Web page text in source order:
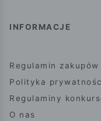
INFORMACJE
Regulamin zakupów
Polityka
Regulaminy
O nas